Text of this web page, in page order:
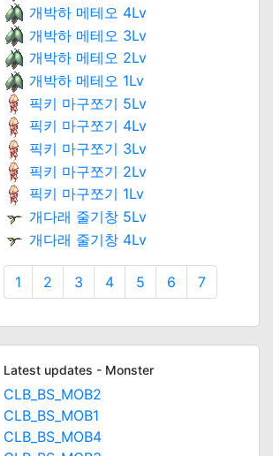
개박하 메테오 4Lv
개박하 메테오 3Lv
개박하 메테오 2Lv
개박하 메테오 1Lv
픽키 마구쪼기 5Lv
픽키 마구쪼기 4Lv
픽키 마구쪼기 3Lv
픽키 마구쪼기 2Lv
픽키 마구쪼기 1Lv
개다래 줄기창 5Lv
개다래 줄기창 4Lv
1 2 3 4 5 6 7
Latest updates - Monster
CLB_BS_MOB2
CLB_BS_MOB1
CLB_BS_MOB4